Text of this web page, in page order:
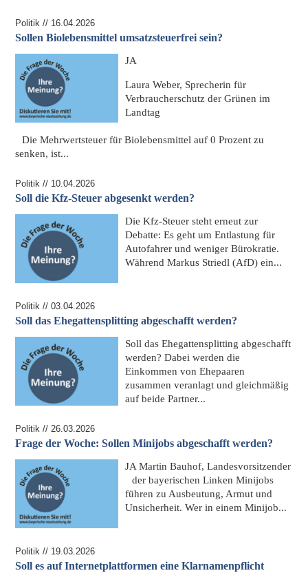
Politik // 16.04.2026
Sollen Biolebensmittel umsatzsteuerfrei sein?
JA
Laura Weber, Sprecherin für
Verbraucherschutz der Grünen im
Landtag
DieMehrwertsteuer für Biolebensmittel auf 0 Prozent zu
senken, ist...
Politik // 10.04.2026
Soll die Kfz-Steuer abgesenkt werden?
Die Kfz-Steuer steht erneut zur
Debatte: Es geht um Entlastung für
Autofahrer und weniger Bürokratie.
Während Markus Striedl (AfD) ein...
Politik // 03.04.2026
Soll das Ehegattensplitting abgeschafft werden?
Soll dasEhegattensplitting abgeschafft
werden? Dabei werden die
Einkommen von Ehepaaren
zusammen veranlagt und gleichmäßig
auf beide Partner...
Politik // 26.03.2026
Frage der Woche: Sollen Minijobs abgeschafft werden?
JA Martin Bauhof, Landesvorsitzender
der bayerischen Linken Minijobs
führen zu Ausbeutung, Armut und
Unsicherheit. Wer in einem Minijob...
Politik // 19.03.2026
Soll es auf Internetplattformen eine Klarnamenpflicht